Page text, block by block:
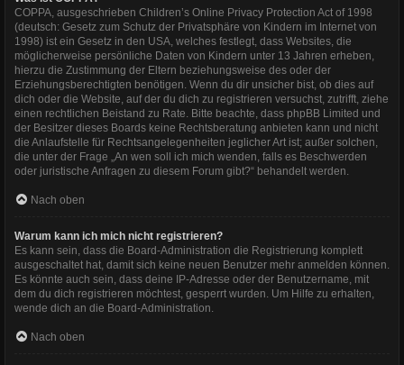
COPPA, ausgeschrieben Children’s Online Privacy Protection Act of 1998
(deutsch: Gesetz zum Schutz der Privatsphäre von Kindern im Internet von
1998) ist ein Gesetz in den USA, welches festlegt, dass Websites, die
möglicherweise persönliche Daten von Kindern unter 13 Jahren erheben,
hierzu die Zustimmung der Eltern beziehungsweise des oder der
Erziehungsberechtigten benötigen. Wenn du dir unsicher bist, ob dies auf
dich oder die Website, auf der du dich zu registrieren versuchst, zutrifft, ziehe
einen rechtlichen Beistand zu Rate. Bitte beachte, dass phpBB Limited und
der Besitzer dieses Boards keine Rechtsberatung anbieten kann und nicht
die Anlaufstelle für Rechtsangelegenheiten jeglicher Art ist; außer solchen,
die unter der Frage „An wen soll ich mich wenden, falls es Beschwerden
oder juristische Anfragen zu diesem Forum gibt?“ behandelt werden.
Nach oben
Warum kann ich mich nicht registrieren?
Es kann sein, dass die Board-Administration die Registrierung komplett
ausgeschaltet hat, damit sich keine neuen Benutzer mehr anmelden können.
Es könnte auch sein, dass deine IP-Adresse oder der Benutzername, mit
dem du dich registrieren möchtest, gesperrt wurden. Um Hilfe zu erhalten,
wende dich an die Board-Administration.
Nach oben